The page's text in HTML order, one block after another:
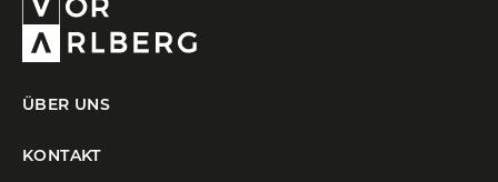
ÜBER UNS
KONTAKT